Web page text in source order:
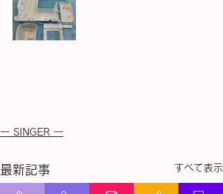
ー SINGER ー
最新記事 すべて表示